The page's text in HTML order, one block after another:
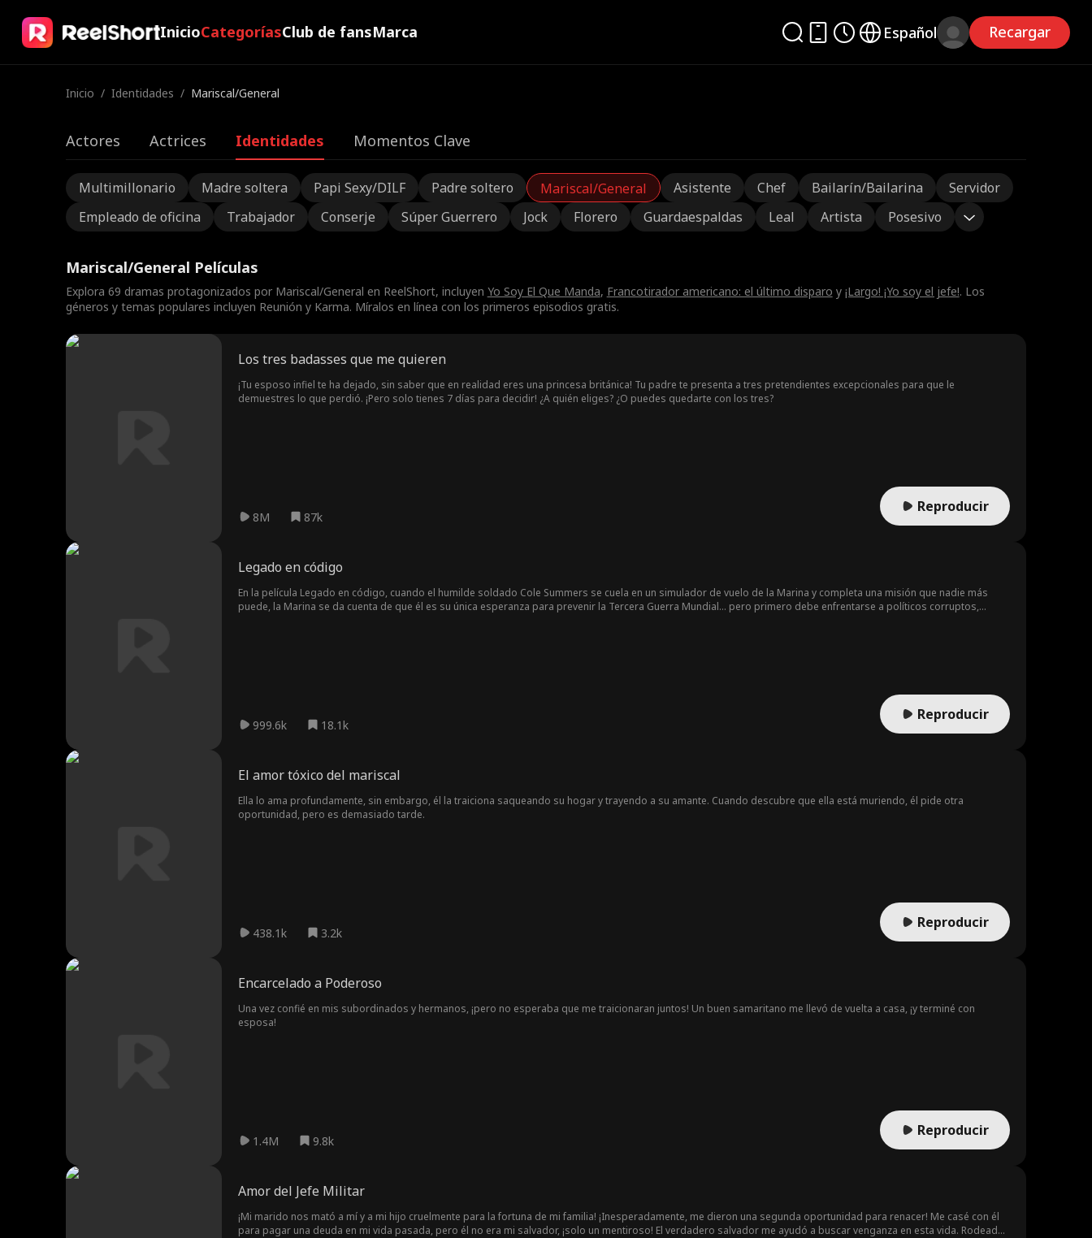
InicioCategoríasClub de fansMarca Español Recargar
Inicio / Identidades / Mariscal/General
Actores Actrices Identidades Momentos Clave
Multimillonario Madre soltera Papi Sexy/DILF Padre soltero Mariscal/General Asistente Chef Bailarín/Bailarina
Servidor
Empleado de oficina
Trabajador Conserje Súper Guerrero Jock Florero Guardaespaldas Leal Artista Posesivo
Mariscal/General Películas
Explora 69 dramas protagonizados por Mariscal/General en ReelShort, incluyen Yo Soy El Que Manda, Francotirador americano: el último disparo y ¡Largo! ¡Yo soy el jefe!. Los
géneros y temas populares incluyen Reunión y Karma. Míralos en línea con los primeros episodios gratis.
Los tres badasses que me quieren
¡Tu esposo infiel te ha dejado, sin saber que en realidad eres una princesa británica! Tu padre te presenta a tres pretendientes excepcionales para que le
demuestres lo que perdió. ¡Pero solo tienes 7 días para decidir! ¿A quién eliges? ¿O puedes quedarte con los tres?
8M 87k
Reproducir
Legado en código
En la película Legado en código, cuando el humilde soldado Cole Summers se cuela en un simulador de vuelo de la Marina y completa una misión que nadie más
puede, la Marina se da cuenta de que él es su única esperanza para prevenir la Tercera Guerra Mundial... pero primero debe enfrentarse a políticos corruptos,
999.6k 18.1k
Reproducir
El amor tóxico del mariscal
Ella lo ama profundamente, sin embargo, él la traiciona saqueando su hogar y trayendo a su amante. Cuando descubre que ella está muriendo, él pide otra
oportunidad, pero es demasiado tarde.
438.1k 3.2k
Reproducir
Encarcelado a Poderoso
Una vez confié en mis subordinados y hermanos, ¡pero no esperaba que me traicionaran juntos! Un buen samaritano me llevó de vuelta a casa, ¡y terminé con
esposa!
1.4M 9.8k
Reproducir
Amor del Jefe Militar
¡Mi marido nos mató a mí y a mi hijo cruelmente para la fortuna de mi familia! ¡Inesperadamente, me dieron una segunda oportunidad para renacer! Me casé con él
para pagar una deuda en mi vida pasada, pero él no era mi salvador, ¡solo un mentiroso! El verdadero salvador me ayudó a buscar venganza en esta vida. Rodeada